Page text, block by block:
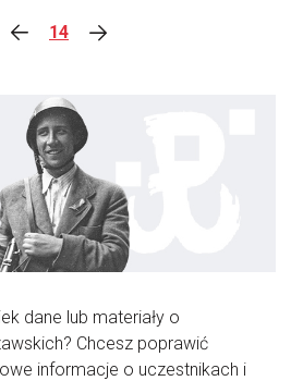
14
dane lub materiały o
Chcesz poprawić
informacje o uczestnikach i